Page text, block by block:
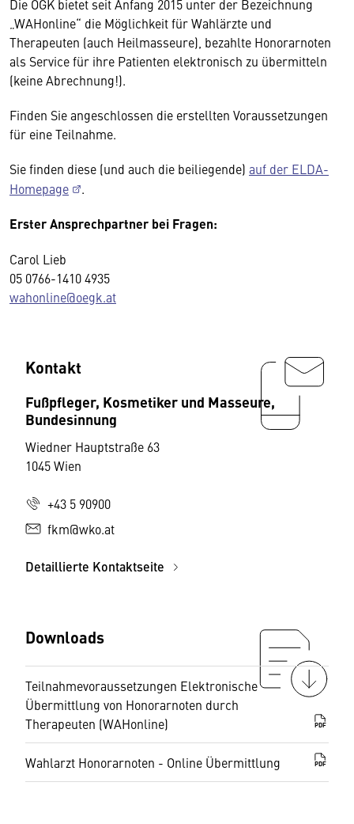
Die ÖGK bietet seit Anfang 2015 unter der Bezeichnung
„WAHonline“ die Möglichkeit für Wahlärzte und
Therapeuten (auch Heilmasseure), bezahlte Honorarnoten
als Service für ihre Patienten elektronisch zu übermitteln
(keine Abrechnung!).
Finden Sie angeschlossen die erstellten Voraussetzungen
für eine Teilnahme.
Sie finden diese (und auch die beiliegende) auf der ELDA-
Homepage
.
Erster Ansprechpartner bei Fragen:
Carol Lieb
05 0766-1410 4935
wahonline@oegk.at
Kontakt
Fußpfleger, Kosmetiker und Masseure,
Bundesinnung
Wiedner Hauptstraße 63
1045 Wien
+43 5 90900
fkm@wko.at
Detaillierte Kontaktseite
Downloads
Teilnahmevoraussetzungen Elektronische
Übermittlung von Honorarnoten durch
Therapeuten (WAHonline)
PDF
Wahlarzt Honorarnoten - Online Übermittlung PDF